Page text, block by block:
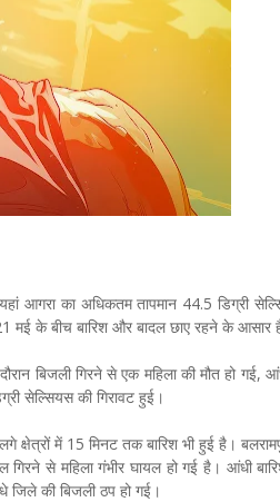
आगरा का अधिकतम तापमान 44.5 डिग्री
मई के बीच बारिश और बादल छाए रहने के आसार
बिजली गिरने से एक महिला की मौत हो गई,
सेल्सियस की गिरावट हुई।
में 15 मिनट तक बारिश भी हुई है।
से महिला गंभीर घायल हो गई है। आंधी
की बिजली ठप हो गई।